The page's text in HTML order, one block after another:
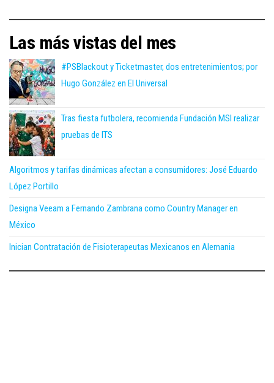
Las más vistas del mes
#PSBlackout y Ticketmaster, dos entretenimientos; por
Hugo González en El Universal
Tras fiesta futbolera, recomienda Fundación MSI realizar
pruebas de ITS
Algoritmos y tarifas dinámicas afectan a consumidores: José Eduardo
López Portillo
Designa Veeam a Fernando Zambrana como Country Manager en
México
Inician Contratación de Fisioterapeutas Mexicanos en Alemania